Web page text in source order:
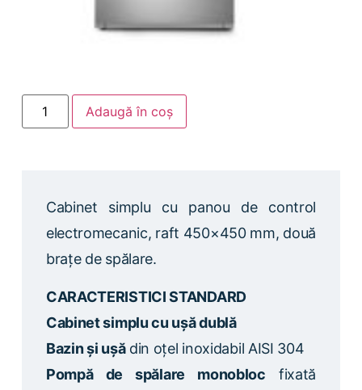
Adaugă în coș
Cabinet simplu cu panou de control
electromecanic, raft 450×450 mm, două
brațe de spălare.
CARACTERISTICI STANDARD
Cabinet simplu cu ușă dublă
Bazin și ușădin oțel inoxidabil AISI 304
Pompă de spălare monobloc fixată